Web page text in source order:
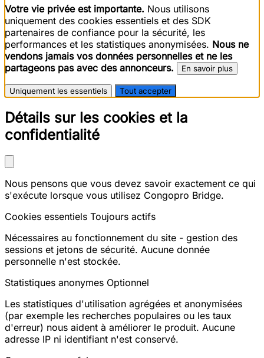
Votre vie privée est importante. Nous utilisons
uniquement des cookies essentiels et des SDK
partenaires de confiance pour la sécurité, les
performances et les statistiques anonymisées. Nous ne
vendons jamais vos données personnelles et ne les
partageons pas avec des annonceurs.
En savoir plus
Uniquement les essentiels Tout accepter
Détails sur les cookies et la
confidentialité
Nous pensons que vous devez savoir exactement ce qui
s'exécute lorsque vous utilisez Congopro Bridge.
Cookies essentiels Toujours actifs
Nécessaires au fonctionnement du site - gestion des
sessions et jetons de sécurité. Aucune donnée
personnelle n'est stockée.
Statistiques anonymes Optionnel
Les statistiques d'utilisation agrégées et anonymisées
(par exemple les recherches populaires ou les taux
d'erreur) nous aident à améliorer le produit. Aucune
adresse IP ni identifiant n'est conservé.